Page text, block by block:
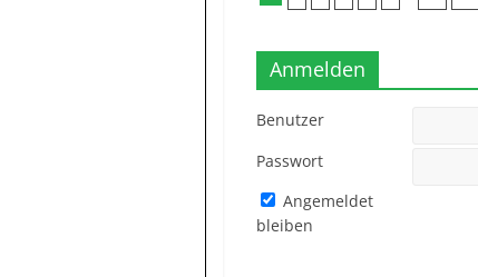
Anmelden
Benutzer
Passwort
Angemeldet
bleiben